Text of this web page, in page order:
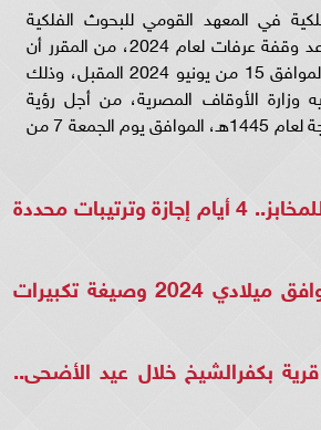
في المعهد القومي للبحوث الفلكية
بمصر، أن سيكون موعد وقفة عرفات لعام 2024، من المقرر أن
ستكون بيوم السبت الموافق 15 من يونيو 2024 المقبل، وذلك
وزارة الأوقاف المصرية، من أجل رؤية
هلال غرة شهر ذي الحجة لعام 1445هـ، الموافق يوم الجمعة 7 من
عطلة عيد الأضحى للمخابز.. 4 أيام إجازة وترتيبات محددة
10 ذو الحجة كم يوافق ميلادي 2024 وصيغة تكبيرات
أضاحي لـ80 قرية بكفرالشيخ خلال عيد الأضحى..